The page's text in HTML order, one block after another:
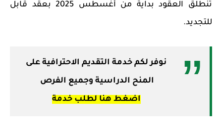
تنطلق العقود بداية من أغسطس 2025
بعقد قابل
للتجديد.
نوفر لكم خدمة التقديم الاحترافية على
المنح الدراسية وجميع الفرص
اضغط هنا لطلب خدمة